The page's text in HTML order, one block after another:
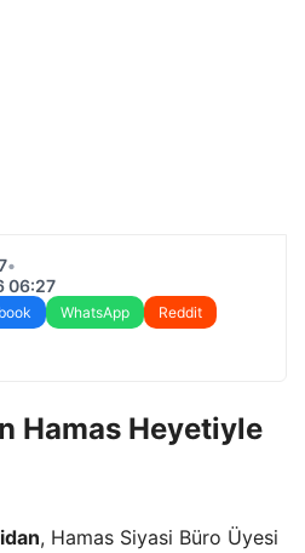
•
06:27
WhatsApp
Reddit
Hamas Heyetiyle
, Hamas Siyasi Büro Üyesi